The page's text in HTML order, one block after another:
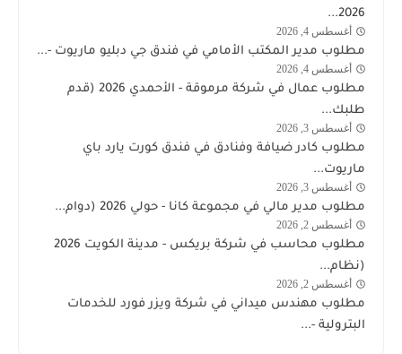
2026...
وظائف
الكويت
اليوم
أغسطس 4, 2026
مطلوب مدير المكتب الأمامي في فندق جي دبليو ماريوت -...
الكويت
أغسطس 4, 2026
مطلوب عمال في شركة مرموقة - الأحمدي 2026 (قدم
طلبك...
وظائف
أغسطس 3, 2026
مطلوب كادر ضيافة وفنادق في فندق كورت يارد باي
ماريوت...
وظائف
الكويت
اليوم
أغسطس 3, 2026
مطلوب مدير مالي في مجموعة كانا - حولي 2026 (دوام...
وظائف
اليوم
أغسطس 2, 2026
مطلوب محاسب في شركة بريكس - مدينة الكويت 2026
(نظام...
شركة
أغسطس 2, 2026
مطلوب مهندس ميداني في شركة ويزر فورد للخدمات
البترولية -...